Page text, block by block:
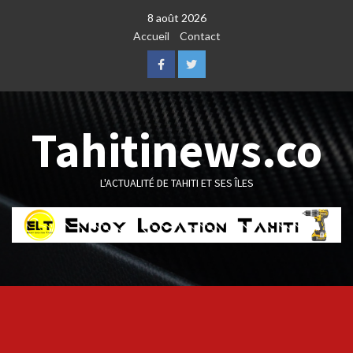
8 août 2026
Accueil
Contact
FacebookTwitter
Tahitinews.co
L'ACTUALITÉ DE TAHITI ET SES ÎLES